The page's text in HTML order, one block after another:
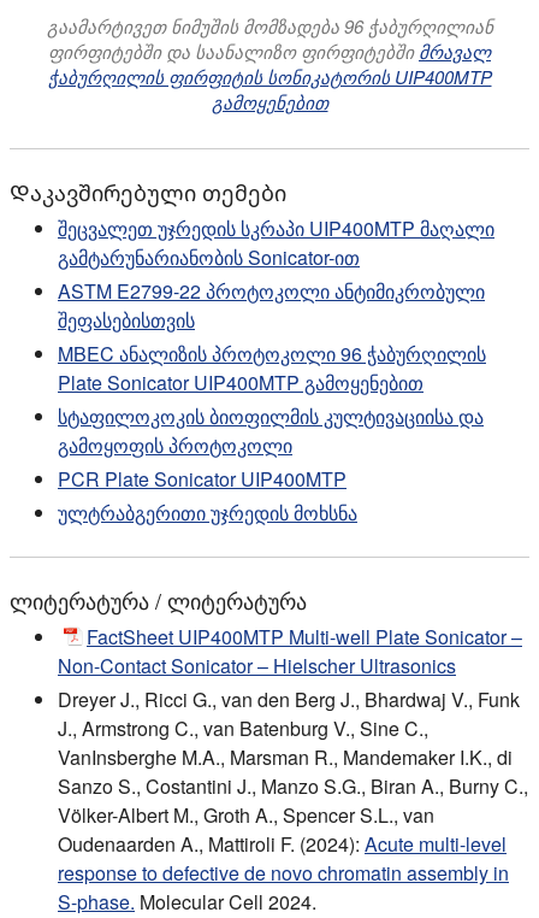
გაამარტივეთ ნიმუშის მომზადება 96 ჭაბურღილიან
ფირფიტებში და საანალიზო ფირფიტებშიმრავალ
ჭაბურღილის ფირფიტის სონიკატორის UIP400MTP
გამოყენებით
Დაკავშირებული თემები
შეცვალეთ უჯრედის სკრაპი UIP400MTP მაღალი
გამტარუნარიანობის Sonicator-ით
ASTM E2799-22 პროტოკოლი ანტიმიკრობული
შეფასებისთვის
MBEC ანალიზის პროტოკოლი 96 ჭაბურღილის
Plate Sonicator UIP400MTP გამოყენებით
სტაფილოკოკის ბიოფილმის კულტივაციისა და
გამოყოფის პროტოკოლი
PCR Plate Sonicator UIP400MTP
ულტრაბგერითი უჯრედის მოხსნა
ლიტერატურა / ლიტერატურა
FactSheet UIP400MTP Multi-well Plate Sonicator –
Non-Contact Sonicator – Hielscher Ultrasonics
Dreyer J., Ricci G., van den Berg J., Bhardwaj V., Funk
J., Armstrong C., van Batenburg V., Sine C.,
VanInsberghe M.A., Marsman R., Mandemaker I.K., di
Sanzo S., Costantini J., Manzo S.G., Biran A., Burny C.,
Völker-Albert M., Groth A., Spencer S.L., van
Oudenaarden A., Mattiroli F. (2024): Acute multi-level
response to defective de novo chromatin assembly in
S-phase. Molecular Cell 2024.